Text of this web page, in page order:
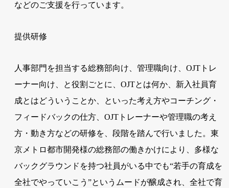
などのご支援を行っています。
提供研修
人事部門を担当する総務部向け、管理職向け、OJTトレ
ーナー向け、と役割ごとに、OJTとは何か、新入社員育
成とはどういうことか、といった考え方やコーチング・
フィードバックの仕方、OJTトレーナーや管理職の考え
方・動き方などの研修を、段階を踏んで行いました。東
京メトロ都市開発様の総務部の働きかけにより、多様な
バックグラウンドを持つ社員がいる中でも“若手の育成を
全社でやっていこう”というムードが醸成され、全社で育